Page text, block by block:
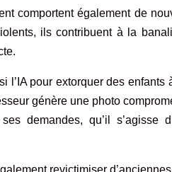
comportent également de
ils contribuent à la
l’IA pour extorquer des enfants
génère une photo
demandes, qu’il s’agisse